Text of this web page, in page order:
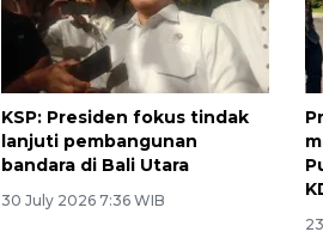
KSP: Presiden fokus tindak
lanjuti pembangunan
bandara di Bali Utara
30 July 2026 7:36 WIB